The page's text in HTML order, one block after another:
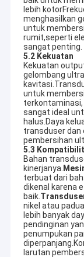
Pembersih
Pembersih
Pembersih
Pembersih
Pembersih
Mesin
Pembersih
Pembersih
Pembersih
lebih
menghasilkan
untuk
rumit,seperti
sangat penting.
5.2 Kekuatan
Kekuatan
gelombang
untuk
sangat ideal
halus.Daya
transduser dan
pembersihan
5.3
Bahan
kinerjanya.
terbuat dari
dikenal karena
baik.
nikel atau
lebih banyak
pendinginan
penumpukan
larutan
Pembersih
Pembersih
Pembersih
Mesin pembersih
Pembersih
Pembersih
Pembersih Mesin
Pembersih
Pembersih
Pembersih
Tangki rendam
...dan lebih.
Kami
profesional, dan
membangun
dengan pelanggan
Untuk Pengguna
Kami
berkinerja tinggi
untuk
dan efisiensi
mendukung Anda
model hingga
Industri yang